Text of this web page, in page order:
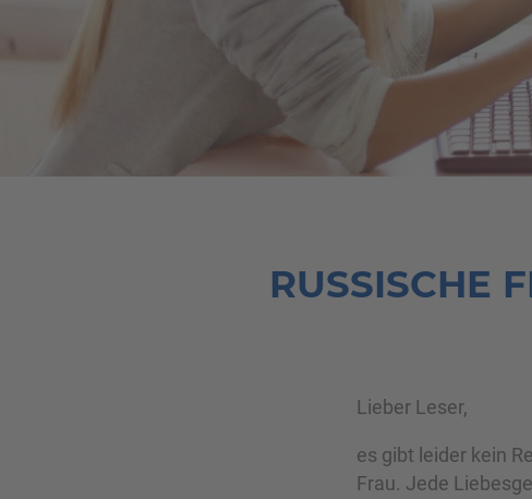
RUSSISCHE
Lieber Leser,
es gibt leider kein
Frau. Jede